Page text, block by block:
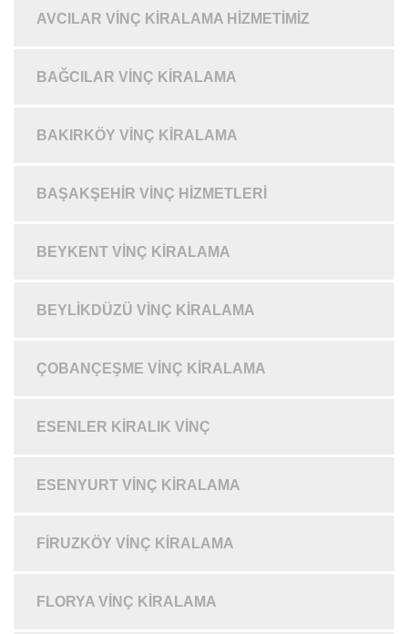
AVCILAR VINÇ KIRALAMA HIZMETIMIZ
BAĞCILAR VINÇ KIRALAMA
BAKIRKÖY VINÇ KIRALAMA
BAŞAKŞEHIR VINÇ HIZMETLERI
BEYKENT VINÇ KIRALAMA
BEYLIKDÜZÜ VINÇ KIRALAMA
ÇOBANÇEŞME VINÇ KIRALAMA
ESENLER KIRALIK VINÇ
ESENYURT VINÇ KIRALAMA
FIRUZKÖY VINÇ KIRALAMA
FLORYA VINÇ KIRALAMA